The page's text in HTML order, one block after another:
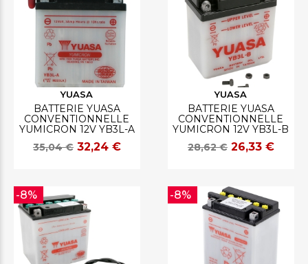
YUASA
BATTERIE YUASA
CONVENTIONNELLE
YUMICRON 12V YB3L-A
35,04 € 32,24 €
YUASA
BATTERIE YUASA
CONVENTIONNELLE
YUMICRON 12V YB3L-B
28,62 € 26,33 €
-8% -8%